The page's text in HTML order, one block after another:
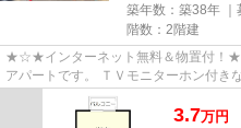
築年数：築38年 ｜
階数：2階建
★☆★インターネット無料＆物置付！★☆★ インターネット無料、物置
アパートです。 ＴＶモニターホン付き
一人暮らしでも安心です。 また...
3.7万円